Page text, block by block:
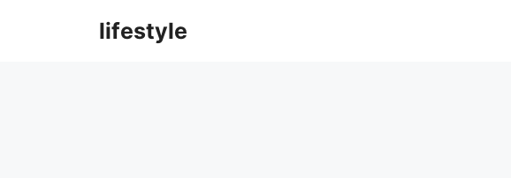
lifestyle